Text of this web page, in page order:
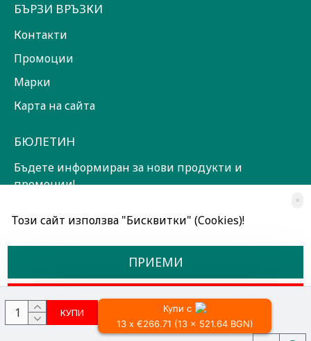
КУПИ
Купи с
13 x €266.71 (13 x 521.64 BGN)
БЪРЗИ ВРЪЗКИ
Контакти
Промоции
Марки
Карта на сайта
БЮЛЕТИН
Бъдете информиран за нови продукти и
промоции!
Прочетох и съм съгласен сОбщи условия
×
Този сайт използва "Бисквитки" (Cookies)!
ПРИЕМИ
ОТКАЖИ